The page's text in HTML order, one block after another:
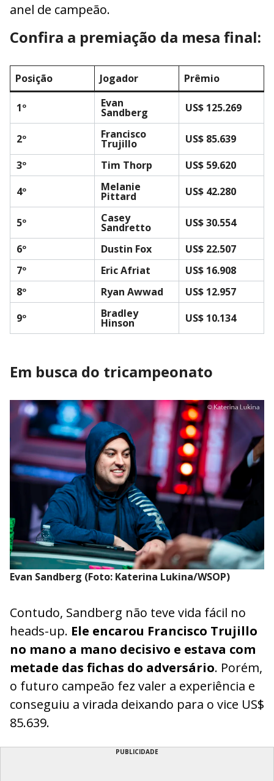
anel de campeão.
Confira a premiação da mesa final:
Posição Jogador Prêmio
1º Evan
Sandberg US$ 125.269
2º Francisco
Trujillo
US$ 85.639
3º
Tim Thorp
US$ 59.620
4º
Melanie
Pittard US$ 42.280
5º Casey
Sandretto
US$ 30.554
6º
Dustin Fox
US$ 22.507
7º
Eric Afriat
US$ 16.908
8º
Ryan Awwad
US$ 12.957
9º
Bradley
Hinson US$ 10.134
Em busca do tricampeonato
Evan Sandberg (Foto: Katerina Lukina/WSOP)
Contudo, Sandberg não teve vida fácil no
heads-up. Ele encarou Francisco Trujillo
no mano a mano decisivo e estava com
metade das fichas do adversário. Porém,
o futuro campeão fez valer a experiência e
conseguiu a virada deixando para o vice US$
85.639.
PUBLICIDADE